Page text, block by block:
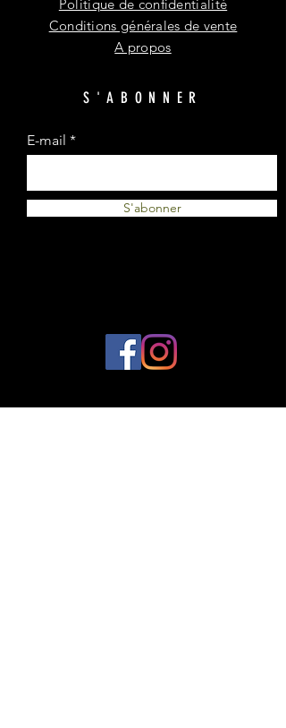
Politique de confidentialité
Conditions générales de vente
A propos
S'ABONNER
E-mail
S'abonner